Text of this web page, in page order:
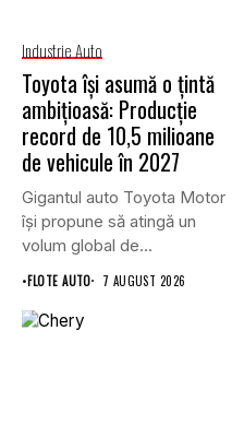
Industrie Auto
Toyota își asumă o țintă
ambițioasă: Producție
record de 10,5 milioane
de vehicule în 2027
Gigantul auto Toyota Motor
își propune să atingă un
volum global de...
•FLOTE AUTO 7 AUGUST 2026